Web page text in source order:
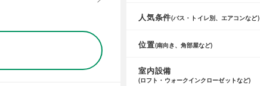
人気条件(バス・トイレ別、エアコンなど)
位置(南向き、角部屋など)
室内設備
(ロフト・ウォークインクローゼットなど)